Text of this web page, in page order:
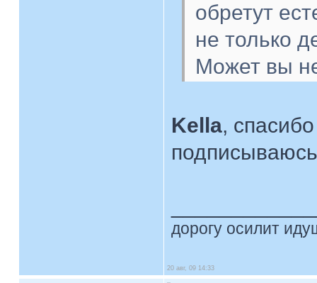
обретут
не только
Может вы
Kella,
дорогу осилит
20 авг, 09 14:33